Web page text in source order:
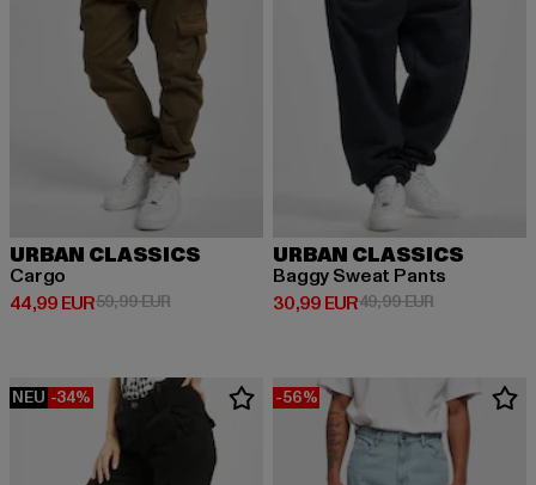
URBAN CLASSICS
Cargo
44,99 EUR
Derzeitiger Preis: 44,99 EUR
59,99 EURAktionspreis: 59,99 EUR
URBAN CLASSICS
Baggy Sweat Pants
30,99 EUR
Derzeitiger Preis: 30,99 EUR
49,99 EURAktionspreis:
NEU -34% -56%